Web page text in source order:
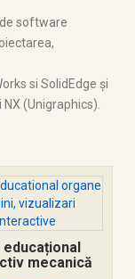
software
si SolidEdge și
(Unigraphics).
mecanică